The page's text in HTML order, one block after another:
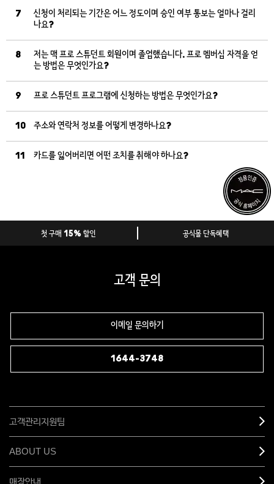
7
신청이 처리되는 기간은 어느 정도이며 승인 여부 통보는 얼마나 걸리
나요?
8
저는 맥 프로 스튜던트 회원이며 졸업했습니다. 프로 멤버십 자격을 얻
는 방법은 무엇인가요?
9 프로 스튜던트 프로그램에 신청하는 방법은 무엇인가요?
10 주소와 연락처 정보를 어떻게 변경하나요?
11 카드를 잃어버리면 어떤 조치를 취해야 하나요?
첫 구매 15% 할인 공식몰 단독혜택
고객 문의
이메일 문의하기
1644-3748
고객관리지원팀
ABOUT US
매장안내